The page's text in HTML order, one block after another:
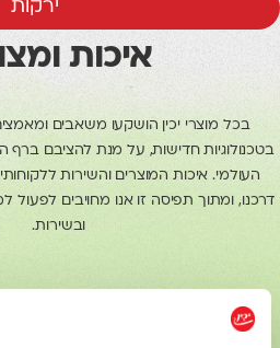
ירקות
איכות
בכל מוצרי יכין הושקעו משאבים
בטכנולוגיות חדישות, על מנת להציבם ברף
העולמי. איכות המוצרים והשירות
דרכנו, ומתוך תפיסה זו אנו מחויבים לפעול
ובשירות.